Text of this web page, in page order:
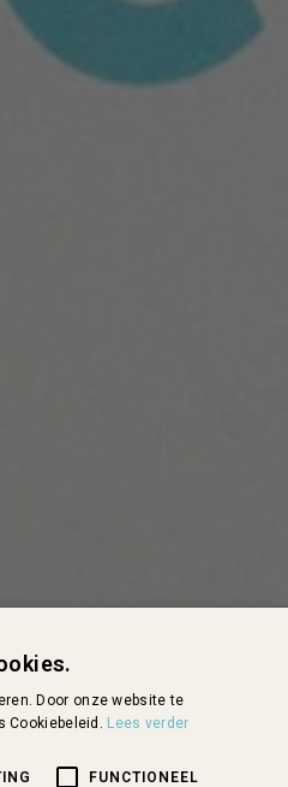
Door onze website te
Cookiebeleid. Lees verder
FUNCTIONEEL